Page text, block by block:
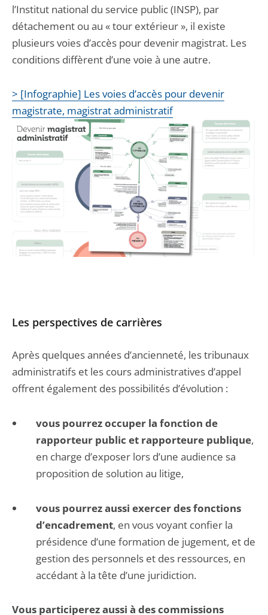
l’Institut national du service public (INSP), par
détachement ou au « tour extérieur », il existe
plusieurs voies d’accès pour devenir magistrat. Les
conditions diffèrent d’une voie à une autre.
> [Infographie] Les voies d’accès pour devenir
magistrate, magistrat administratif
Les perspectives de carrières
Après quelques années d’ancienneté, les tribunaux
administratifs et les cours administratives d’appel
offrent également des possibilités d’évolution :
vous pourrez occuper la fonction de
rapporteur public et rapporteure publique,
en charge d’exposer lors d’une audience sa
proposition de solution au litige,
vous pourrez aussi exercer des fonctions
d’encadrement, en vous voyant confier la
présidence d’une formation de jugement, et de
gestion des personnels et des ressources, en
accédant à la tête d’une juridiction.
Vous participerez aussi à des commissions